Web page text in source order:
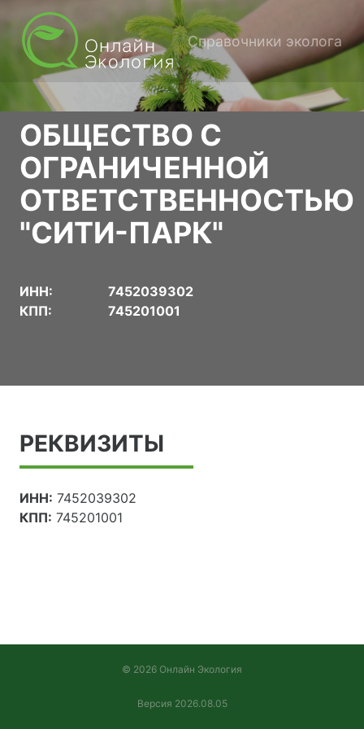
Справочники эколога
ОБЩЕСТВО С
ОГРАНИЧЕННОЙ
ОТВЕТСТВЕННОСТЬЮ
"СИТИ-ПАРК"
ИНН:
7452039302
КПП:
745201001
РЕКВИЗИТЫ
ИНН: 7452039302
КПП: 745201001
© 2026 Онлайн Экология
Версия 2026.08.05